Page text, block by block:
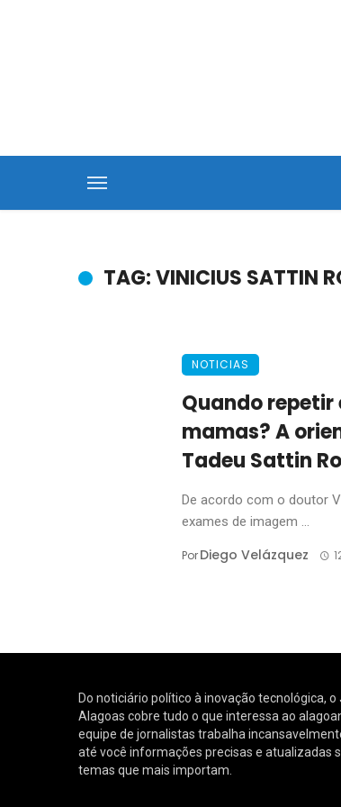
TAG: VINICIUS SATTIN
NOTICIAS
Quando repetir
mamas? A
Tadeu Sattin
De acordo com o doutor
exames de imagem ...
PorDiego Velázquez
Do noticiário político à inovação tecnológica, o
Alagoas cobre tudo o que interessa ao
equipe de jornalistas trabalha
até você informações precisas e atualizadas
temas que mais importam.